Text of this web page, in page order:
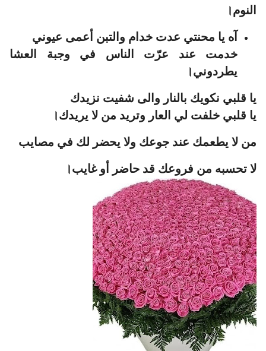
النوم।
آه يا محنتي عدت خدام والتبن أعمى عيوني
خدمت عند عرّت الناس في وجبة العشا
يطردوني।
يا قلبي نكويك بالنار والى شفيت نزيدك
يا قلبي خلفت لي العار وتريد من لا يريدك।
من لا يطعمك عند جوعك ولا يحضر لك في مصايب
لا تحسبه من فروعك قد حاضر أو غايب।